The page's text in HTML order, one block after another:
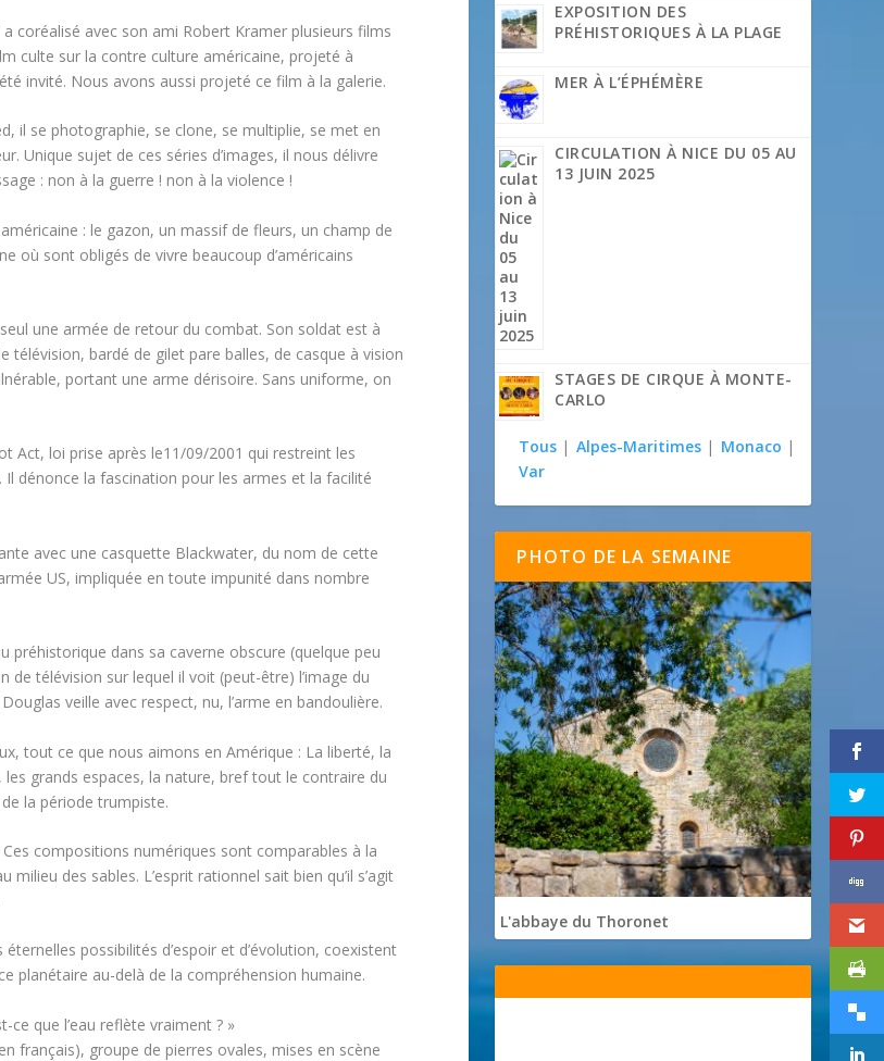
coréalisé avec son ami Robert Kramer plusieurs films
culte sur la contre culture américaine, projeté à
invité. Nous avons aussi projeté ce film à la galerie.
il se photographie, se clone, se multiplie, se met en
Unique sujet de ces séries d’images, il nous délivre
: non à la guerre ! non à la violence !
: le gazon, un massif de fleurs, un champ de
où sont obligés de vivre beaucoup d’américains
une armée de retour du combat. Son soldat est à
télévision, bardé de gilet pare balles, de casque à vision
portant une arme dérisoire. Sans uniforme, on
Act, loi prise après le11/09/2001 qui restreint les
dénonce la fascination pour les armes et la facilité
avec une casquette Blackwater, du nom de cette
US, impliquée en toute impunité dans nombre
préhistorique dans sa caverne obscure (quelque peu
de télévision sur lequel il voit (peut-être) l’image du
veille avec respect, nu, l’arme en bandoulière.
tout ce que nous aimons en Amérique : La liberté, la
grands espaces, la nature, bref tout le contraire du
la période trumpiste.
compositions numériques sont comparables à la
des sables. L’esprit rationnel sait bien qu’il s’agit
possibilités d’espoir et d’évolution, coexistent
planétaire au-delà de la compréhension humaine.
ce que l’eau reflète vraiment ? »
français), groupe de pierres ovales, mises en scène
EXPOSITION DES
PRÉHISTORIQUES À LA PLAGE
MER À L’ÉPHÉMÈRE
CIRCULATION À NICE DU 05 AU
13 JUIN 2025
STAGES DE CIRQUE À MONTE-
CARLO
Tous | Alpes-Maritimes | Monaco |
Var
PHOTO DE LA SEMAINE
L'abbaye du Thoronet